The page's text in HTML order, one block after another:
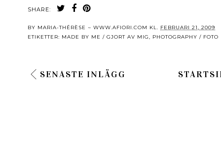
SHARE:
BY MARIA-THÉRÈSE ~ WWW.AFIORI.COM KL. FEBRUARI 21, 2009
ETIKETTER: MADE BY ME / GJORT AV MIG, PHOTOGRAPHY / FOTO
SENASTE INLÄGG